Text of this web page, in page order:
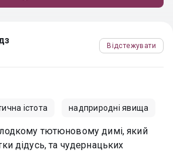
Відстежувати
істота надприродні явища
тютюновому димі, який
дідусь, та чудернацьких